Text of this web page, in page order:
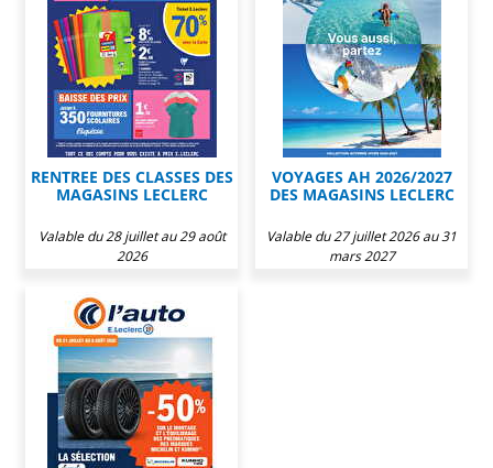
RENTREE DES CLASSES DES
MAGASINS LECLERC
Valable du 28 juillet au 29 août
2026
VOYAGES AH 2026/2027
DES MAGASINS LECLERC
Valable du 27 juillet 2026 au 31
mars 2027